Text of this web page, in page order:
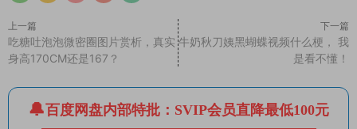
上一篇
吃糖吐泡泡微密圈图片赏析，真实
身高170CM还是167？
下一篇
牛奶秋刀姨黑蝴蝶视频什么梗， 我
是看不懂！
百度网盘内部特批：SVIP会员直降最低100元